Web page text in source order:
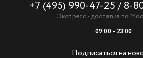
+7 (495) 990-47-25 / 8-
Экспресс - доставка по
09:00 - 23:00
Подписаться на